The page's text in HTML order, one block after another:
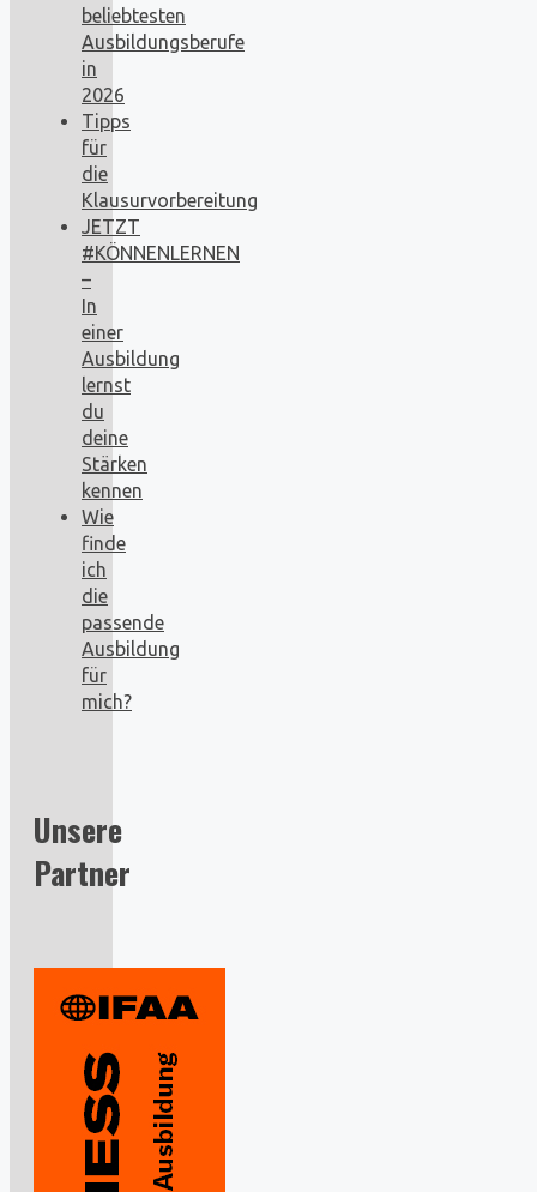
beliebtesten
Ausbildungsberufe
in
2026
Tipps
für
die
Klausurvorbereitung
JETZT
#KÖNNENLERNEN
–
In
einer
Ausbildung
lernst
du
deine
Stärken
kennen
Wie
finde
ich
die
passende
Ausbildung
für
mich?
Unsere
Partner